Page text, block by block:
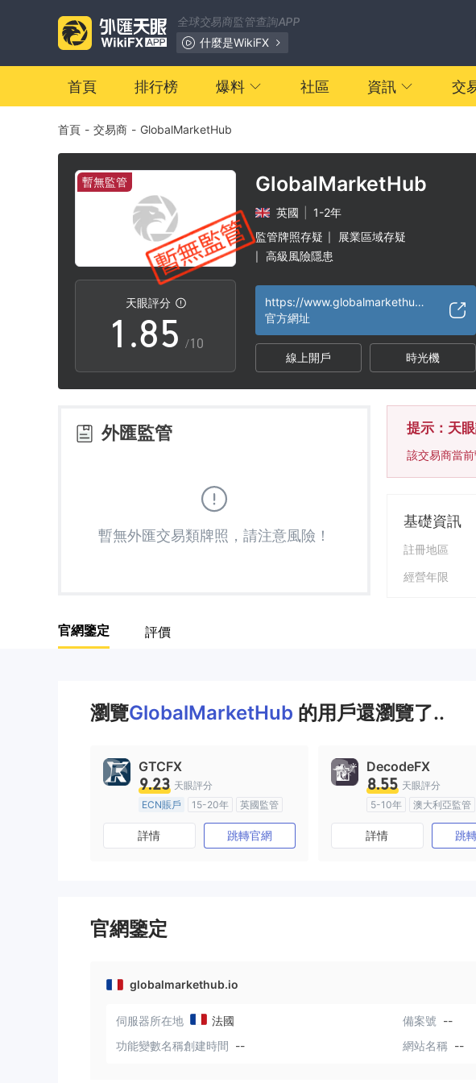
全球交易商監管查詢APP
什麼是WikiFX
首頁 排行榜 爆料 社區 資訊 交
首頁 - 交易商 - GlobalMarketHub
暫無監管
天眼評分
0
1
2
3
5
7
8
9
.
2
3
4
5
6
7
8
9
0
1
2
3
4
5
6
7
9
/10
GlobalMarketHub
英國
1-2年
監管牌照存疑
展業區域存疑
高級風險隱患
https://www.globalmarkethub.io/home/index.html
官方網址
線上開戶 時光機
外匯監管
暫無外匯交易類牌照，請注意風險！
提示：天
該交易商當
基礎資訊
註冊地區
經營年限
官網鑒定 評價
瀏覽GlobalMarketHub 的用戶還瀏覽了..
GTCFX
9.23 天眼評分
ECN賬戶
15-20年
英國監管
全牌照 (MM)
主標MT4
詳情 跳轉官網
DecodeFX
8.55 天眼評分
5-10年
澳大利亞監管
全牌照 (MM)
主標
詳情 跳
官網鑒定
globalmarkethub.io
伺服器所在地 法國 備案號 --
功能變數名稱創建時間 -- 網站名稱 --